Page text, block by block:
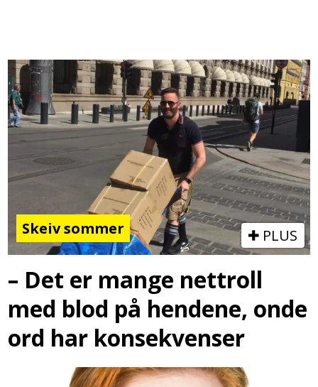
Skeiv sommer PLUS
– Det er mange nettroll
med blod på hendene, onde
ord har konsekvenser